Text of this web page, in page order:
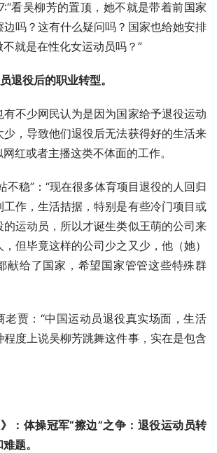
看吴柳芳的置顶，她不就是带着前国家
边吗？这有什么疑问吗？国家也给她安排
就是在性化女运动员吗？”
退役后的职业转型。
不少网民认为是因为国家给予退役运动
少，导致他们退役后无法获得好的生活来
红或者主播这类不体面的工作。
不稳”：“现在很多体育项目退役的人回归
作，生活拮据，特别是有些冷门项目或
运动员，所以才诞生类似王萌的公司来
但毕竟这样的公司少之又少，他（她）
献给了国家，希望国家管管这些特殊群
老贾：“中国运动员退役真实场面，生活
度上说吴柳芳跳舞这件事，实在是包含
：体操冠军“擦边”之争：退役运动员转
题。